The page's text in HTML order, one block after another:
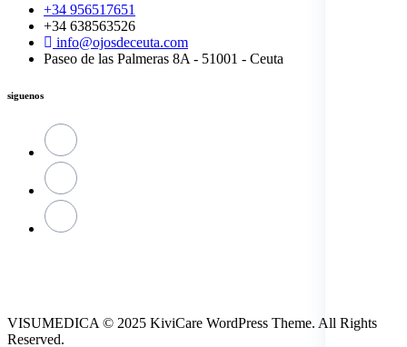
+34 956517651
+34 638563526
info@ojosdeceuta.com
Paseo de las Palmeras 8A - 51001 - Ceuta
siguenos
VISUMEDICA © 2025 KiviCare WordPress Theme. All Rights
Reserved.